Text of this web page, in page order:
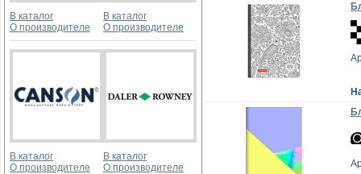
В каталог
О производителе
В каталог
О производителе
В каталог
О производителе
В каталог
О производителе